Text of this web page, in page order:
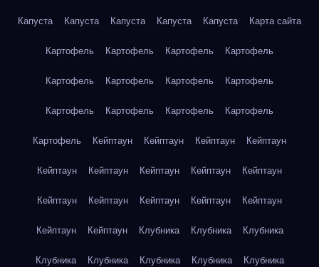
Капуста Капуста Капуста Капуста Капуста Карта сайта
Картофель Картофель Картофель Картофель
Картофель Картофель Картофель Картофель
Картофель Картофель Картофель Картофель
Картофель Кейптаун Кейптаун Кейптаун Кейптаун
Кейптаун Кейптаун Кейптаун Кейптаун Кейптаун
Кейптаун Кейптаун Кейптаун Кейптаун Кейптаун
Кейптаун Кейптаун Клубника Клубника Клубника
Клубника Клубника Клубника Клубника Клубника